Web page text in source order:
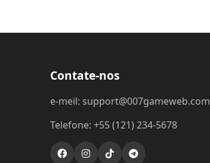
Contate-nos
e-meil: support@007gameweb.com
Telefone: +55 (121) 234-5678